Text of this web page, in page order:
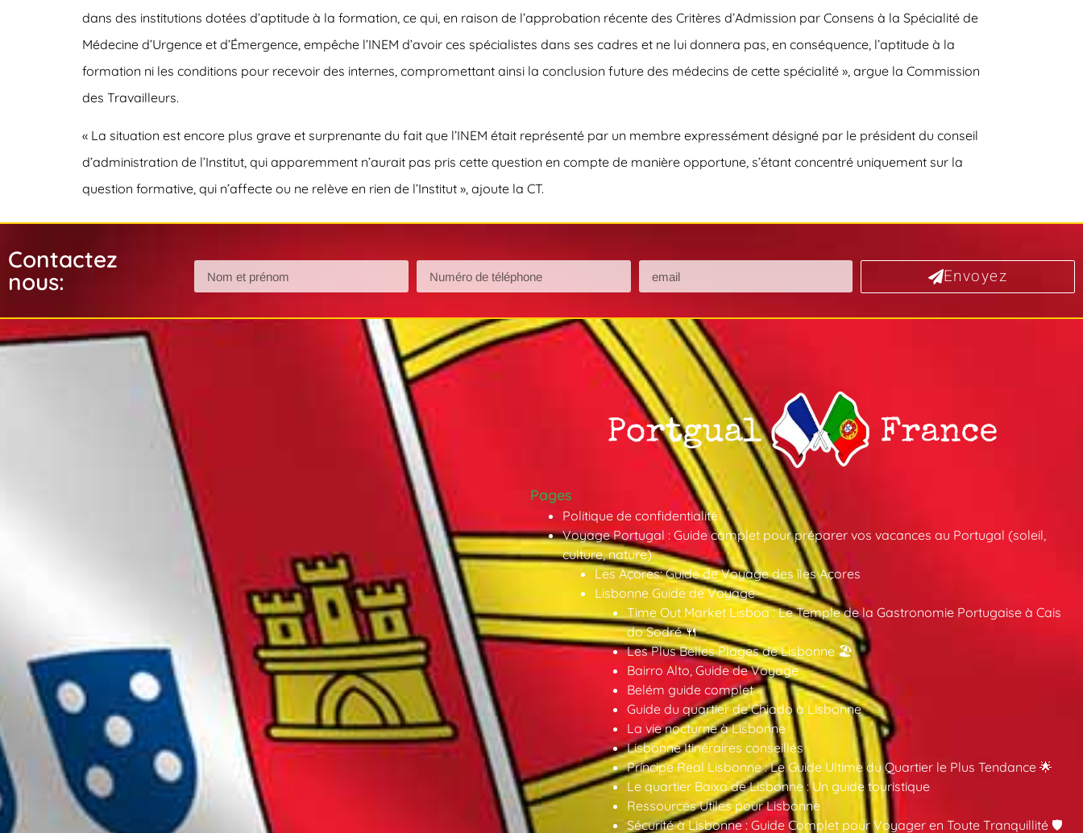
dans des institutions dotées d’aptitude à la formation, ce qui, en raison de l’approbation récente des Critères d’Admission par Consens à la Spécialité de
Médecine d’Urgence et d’Émergence, empêche l’INEM d’avoir ces spécialistes dans ses cadres et ne lui donnera pas, en conséquence, l’aptitude à la
formation ni les conditions pour recevoir des internes, compromettant ainsi la conclusion future des médecins de cette spécialité », argue la Commission
des Travailleurs.
« La situation est encore plus grave et surprenante du fait que l’INEM était représenté par un membre expressément désigné par le président du conseil
d’administration de l’Institut, qui apparemment n’aurait pas pris cette question en compte de manière opportune, s’étant concentré uniquement sur la
question formative, qui n’affecte ou ne relève en rien de l’Institut », ajoute la CT.
Contactez
nous:
Envoyez
Pages
Politique de confidentialité
Voyage Portugal : Guide complet pour préparer vos vacances au Portugal (soleil,
culture, nature)
Les Açores: Guide de Voyage des îles Açores
Lisbonne Guide de Voyage
Time Out Market Lisboa : Le Temple de la Gastronomie Portugaise à Cais
do Sodré 🍴
Les Plus Belles Plages de Lisbonne 🏖️
Bairro Alto, Guide de Voyage
Belém guide complet
Guide du quartier de Chiado à Lisbonne
La vie nocturne à Lisbonne
Lisbonne Itinéraires conseillés
Príncipe Real Lisbonne : Le Guide Ultime du Quartier le Plus Tendance 🌟
Le quartier Baixa de Lisbonne : Un guide touristique
Ressources Utiles pour Lisbonne
Sécurité à Lisbonne : Guide Complet pour Voyager en Toute Tranquillité 🛡️